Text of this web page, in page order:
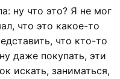
ну что это? Я не мог
что это какое-то
что кто-то
даже покупать, эти
искать, заниматься,